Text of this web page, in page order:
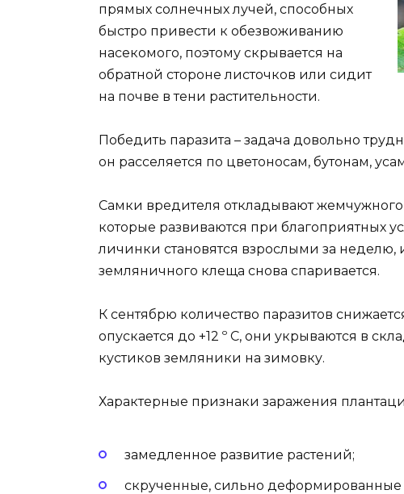
прямых солнечных лучей, способных
быстро привести к обезвоживанию
насекомого, поэтому скрывается на
обратной стороне листочков или сидит
на почве в тени растительности.
Победить паразита – задача довольно
он расселяется по цветоносам, бутонам,
Самки вредителя откладывают
которые развиваются при благоприятных
личинки становятся взрослыми за
земляничного клеща снова спаривается.
К сентябрю количество паразитов
опускается до +12 º С, они укрываются в
кустиков земляники на зимовку.
Характерные признаки заражения
замедленное развитие растений;
скрученные, сильно деформированные